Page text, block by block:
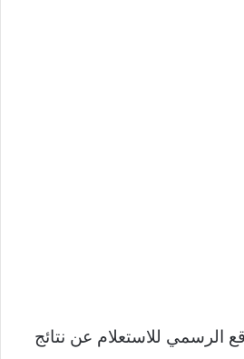
الرسمي للاستعلام عن نتائج